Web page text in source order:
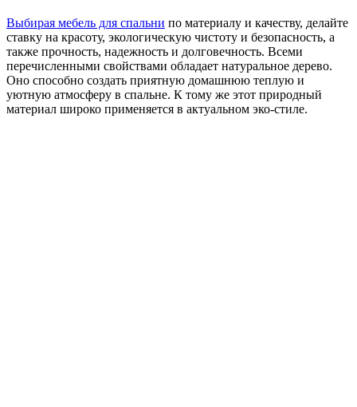
Выбирая мебель для спальни по материалу и качеству, делайте
ставку на красоту, экологическую чистоту и безопасность, а
также прочность, надежность и долговечность. Всеми
перечисленными свойствами обладает натуральное дерево.
Оно способно создать приятную домашнюю теплую и
уютную атмосферу в спальне. К тому же этот природный
материал широко применяется в актуальном эко-стиле.